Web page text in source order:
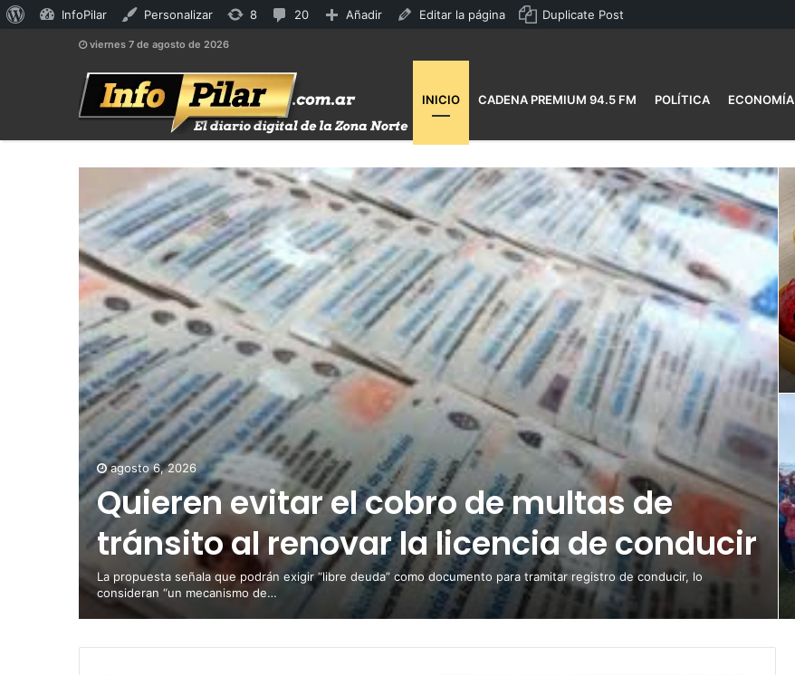
viernes 7 de agosto de 2026
INICIO CADENA PREMIUM 94.5 FM POLÍTICA ECONOMÍA
agosto 6, 2026
Quieren evitar el cobro de multas de
tránsito al renovar la licencia de conducir
La propuesta señala que podrán exigir “libre deuda” como documento para tramitar registro de conducir, lo
consideran “un mecanismo de…
AcercaInfoPilar Personalizar 88
disponibles
2020
moderación
Añadir Editar la página Duplicate Post